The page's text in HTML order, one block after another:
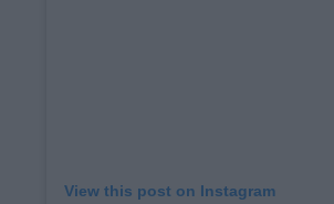
View this post on Instagram